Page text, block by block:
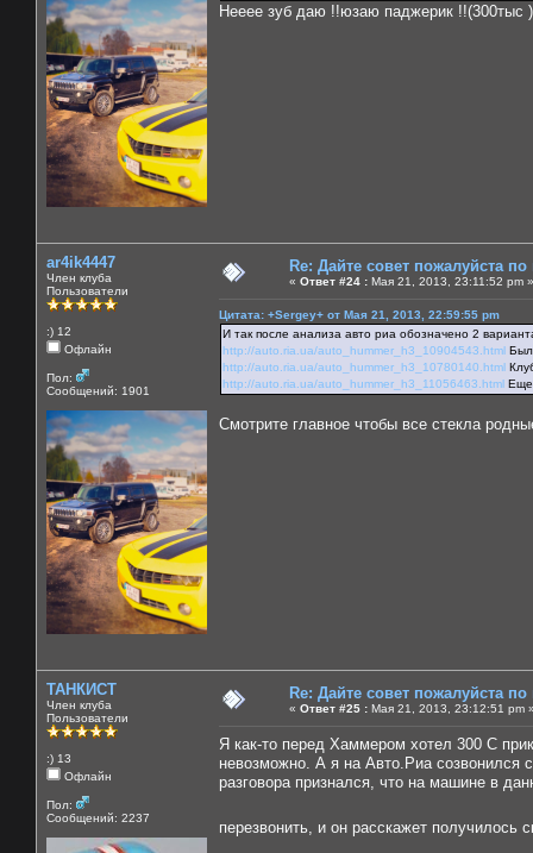
Нееее зуб даю !!юзаю паджерик !!(300тыс )
ar4ik4447
Член клуба
Пользователи
:) 12
Офлайн
Пол:
Сообщений: 1901
Re: Дайте совет пожалуйста
« Ответ #24 : Мая 21, 2013, 23:11:52 pm »
Цитата: +Sergey+ от Мая 21, 2013, 22:59:55 pm
И так после анализа авто риа обозначено 2
http://auto.ria.ua/auto_hummer_h3_10904543.html Был
http://auto.ria.ua/auto_hummer_h3_10780140.html
http://auto.ria.ua/auto_hummer_h3_11056463.html Еще
Смотрите главное чтобы все стекла
ТАНКИСТ
Член клуба
Пользователи
:) 13
Офлайн
Пол:
Сообщений: 2237
Re: Дайте совет пожалуйста
« Ответ #25 : Мая 21, 2013, 23:12:51 pm
Я как-то перед Хаммером хотел 300 С
невозможно. А я на Авто.Риа созвонился
разговора признался, что на машине в
перезвонить, и он расскажет